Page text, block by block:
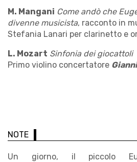
M. Mangani Come andò che
divenne musicista, racconto in
Stefania Lanari per clarinetto e
L. Mozart Sinfonia dei giocattoli
Primo violino concertatore
NOTE
Un giorno, il piccolo